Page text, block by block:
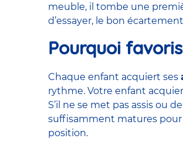
meuble, il tombe une
d’essayer, le bon
Pourquoi
Chaque enfant acquiert ses
rythme. Votre enfant
S’il ne se met pas assis ou
suffisamment matures pour
position.